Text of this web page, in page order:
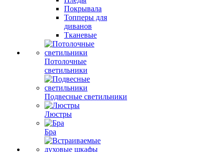
Покрывала
Топперы для
диванов
Тканевые
Потолочные
светильники
Подвесные светильники
Люстры
Бра